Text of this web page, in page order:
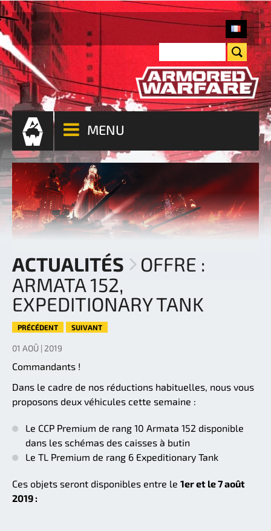
MENU
ACTUALITÉS
OFFRE :
ARMATA 152,
EXPEDITIONARY TANK
PRÉCÉDENT SUIVANT
01 AOÛ | 2019
Commandants !
Dans le cadre de nos réductions habituelles, nous vous
proposons deux véhicules cette semaine :
Le CCP Premium de rang 10 Armata 152 disponible
dans les schémas des caisses à butin
Le TL Premium de rang 6 Expeditionary Tank
Ces objets seront disponibles entre le 1er et le 7 août
2019 :